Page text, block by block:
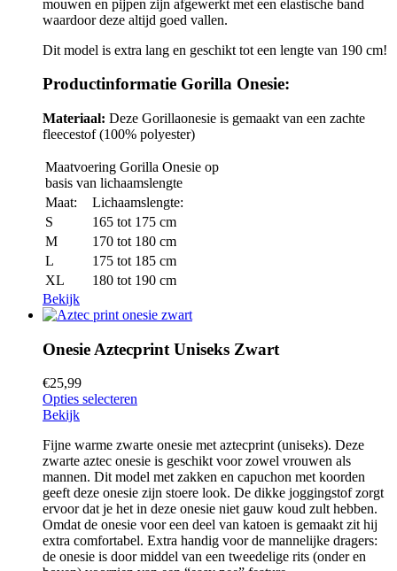
mouwen en pijpen zijn afgewerkt met een elastische band
waardoor deze altijd goed vallen.
Dit model is extra lang en geschikt tot een lengte van 190 cm!
Productinformatie Gorilla Onesie:
Materiaal: Deze Gorillaonesie is gemaakt van een zachte
fleecestof (100% polyester)
Maatvoering Gorilla Onesie op
basis van lichaamslengte
Maat:
Lichaamslengte:
S
165 tot 175 cm
M
170 tot 180 cm
L
175 tot 185 cm
XL
180 tot 190 cm
Bekijk
Onesie Aztecprint Uniseks Zwart
€25,99
Opties selecteren
Bekijk
Fijne warme zwarte onesie met aztecprint (uniseks). Deze
zwarte aztec onesie is geschikt voor zowel vrouwen als
mannen. Dit model met zakken en capuchon met koorden
geeft deze onesie zijn stoere look. De dikke joggingstof zorgt
ervoor dat je het in deze onesie niet gauw koud zult hebben.
Omdat de onesie voor een deel van katoen is gemaakt zit hij
extra comfortabel. Extra handig voor de mannelijke dragers:
de onesie is door middel van een tweedelige rits (onder en